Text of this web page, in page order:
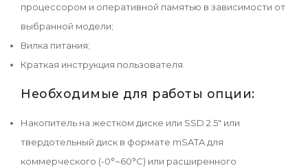
процессором и оперативной памятью в зависимости от
выбранной модели;
Вилка питания;
Краткая инструкция пользователя.
Необходимые для работы опции:
Накопитель на жестком диске или SSD 2.5" или
твердотельный диск в формате mSATA для
коммерческого (-0°~60°C) или расширенного